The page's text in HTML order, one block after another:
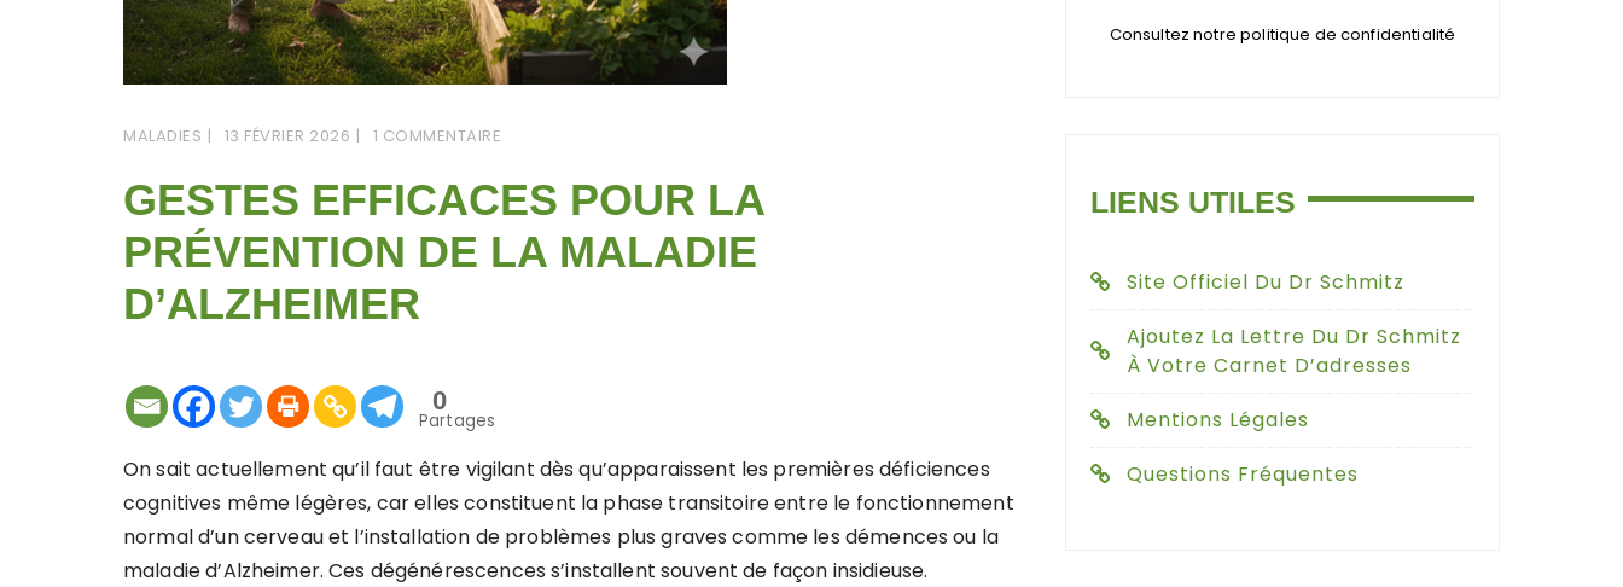
MALADIES 13 FÉVRIER 2026 1 COMMENTAIRE
GESTES EFFICACES POUR LA
PRÉVENTION DE LA MALADIE
D’ALZHEIMER
0
Partages
On sait actuellement qu’il faut être vigilant dès qu’apparaissent les premières déficiences
cognitives même légères, car elles constituent la phase transitoire entre le fonctionnement
normal d’un cerveau et l’installation de problèmes plus graves comme les démences ou la
maladie d’Alzheimer. Ces dégénérescences s’installent souvent de façon insidieuse.
Consultez notre politique de confidentialité
LIENS UTILES
Site Officiel Du Dr Schmitz
Ajoutez La Lettre Du Dr Schmitz
À Votre Carnet D’adresses
Mentions Légales
Questions Fréquentes